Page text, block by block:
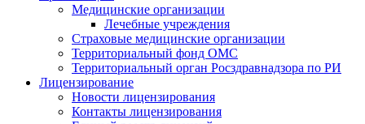
Медицинские организации
Лечебные учреждения
Страховые медицинские организации
Территориальный фонд ОМС
Территориальный орган Росздравнадзора по РИ
Лицензирование
Новости лицензирования
Контакты лицензирования